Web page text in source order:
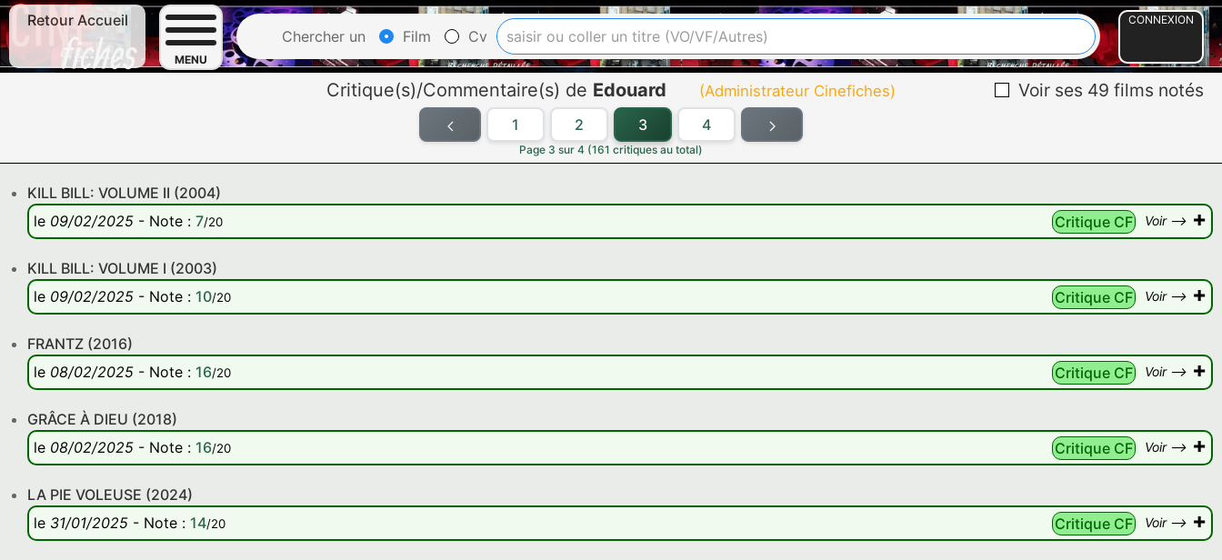
Retour Accueil
MENU
Chercher un Film Cv
CONNEXION
Critique(s)/Commentaire(s) de Edouard (Administrateur Cinefiches) Voir ses 49 films notés
1 2 3 4
Page 3 sur 4 (161 critiques au total)
KILL BILL: VOLUME II (2004)
Critique CF
Voir --> +
le 09/02/2025 - Note : 7/20
KILL BILL: VOLUME I (2003)
Critique CF
Voir --> +
le 09/02/2025 - Note : 10/20
FRANTZ (2016)
Critique CF
Voir --> +
le 08/02/2025 - Note : 16/20
GRÂCE À DIEU (2018)
Critique CF
Voir --> +
le 08/02/2025 - Note : 16/20
LA PIE VOLEUSE (2024)
Critique CF
Voir --> +
le 31/01/2025 - Note : 14/20